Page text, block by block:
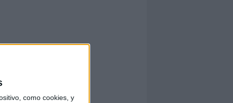
como cookies, y